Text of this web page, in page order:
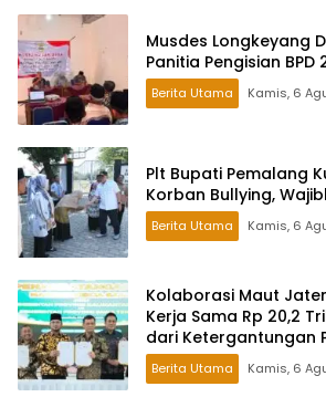
Musdes Longkeyang
Panitia Pengisian BPD
Berita Utama Kamis, 6
Plt Bupati Pemalang
Korban Bullying,
Berita Utama Kamis, 6
Kolaborasi Maut
Kerja Sama Rp 20,2
dari Ketergantungan
Berita Utama Kamis, 6